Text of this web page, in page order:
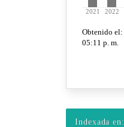
Indexada en: